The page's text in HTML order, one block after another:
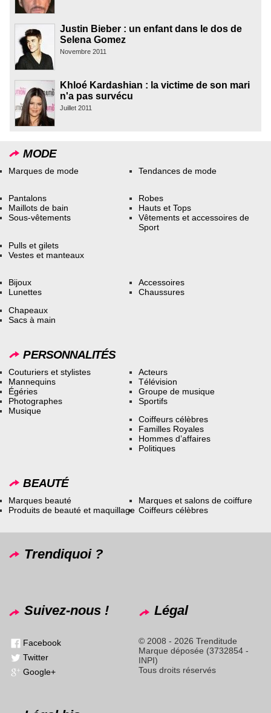
Justin Bieber : un enfant dans le dos de
Selena Gomez
Novembre 2011
Khloé Kardashian : la victime de son mari
n'a pas survécu
Juillet 2011
MODE
Marques de mode Tendances de mode
Pantalons
Maillots de bain
Sous-vêtements
Robes
Hauts et Tops
Vêtements et accessoires de
Sport
Pulls et gilets
Vestes et manteaux
Bijoux
Lunettes
Accessoires
Chaussures
Chapeaux
Sacs à main
PERSONNALITÉS
Couturiers et stylistes
Mannequins
Égéries
Photographes
Musique
Acteurs
Télévision
Groupe de musique
Sportifs
Coiffeurs célèbres
Familles Royales
Hommes d’affaires
Politiques
BEAUTÉ
Marques beauté
Produits de beauté et maquillage
Marques et salons de coiffure
Coiffeurs célèbres
Trendiquoi ?
Suivez-nous !
Facebook
Twitter
Google+
Légal
© 2008 - 2026 Trenditude
Marque déposée (3732854 -
INPI)
Tous droits réservés